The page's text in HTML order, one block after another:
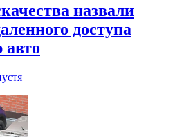
назвали
доступа